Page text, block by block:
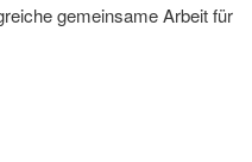
gemeinsame Arbeit für